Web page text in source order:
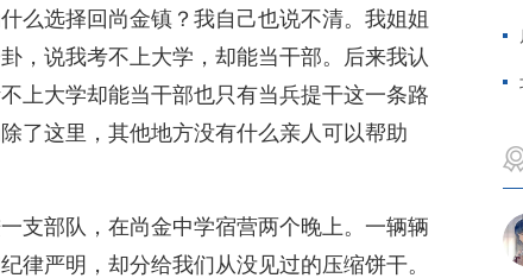
么选择回尚金镇？我自己也说不清。我姐姐
，说我考不上大学，却能当干部。后来我认
上大学却能当干部也只有当兵提干这一条路
了这里，其他地方没有什么亲人可以帮助
支部队，在尚金中学宿营两个晚上。一辆辆
律严明，却分给我们从没见过的压缩饼干。